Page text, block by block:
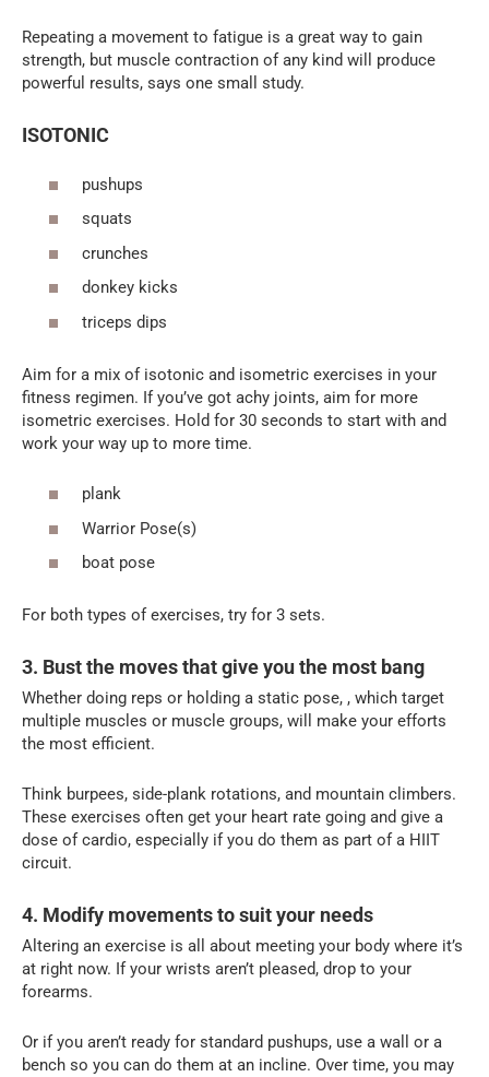
Repeating a movement to fatigue is a great way to gain
strength, but muscle contraction of any kind will produce
powerful results, says one small study.
ISOTONIC
pushups
squats
crunches
donkey kicks
triceps dips
Aim for a mix of isotonic and isometric exercises in your
fitness regimen. If you’ve got achy joints, aim for more
isometric exercises. Hold for 30 seconds to start with and
work your way up to more time.
plank
Warrior Pose(s)
boat pose
For both types of exercises, try for 3 sets.
3. Bust the moves that give you the most bang
Whether doing reps or holding a static pose, , which target
multiple muscles or muscle groups, will make your efforts
the most efficient.
Think burpees, side-plank rotations, and mountain climbers.
These exercises often get your heart rate going and give a
dose of cardio, especially if you do them as part of a HIIT
circuit.
4. Modify movements to suit your needs
Altering an exercise is all about meeting your body where it’s
at right now. If your wrists aren’t pleased, drop to your
forearms.
Or if you aren’t ready for standard pushups, use a wall or a
bench so you can do them at an incline. Over time, you may